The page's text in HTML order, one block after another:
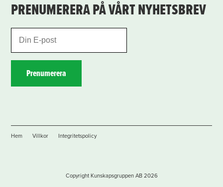
PRENUMERERA PÅ VÅRT NYHETSBREV
Prenumerera
Hem Villkor Integritetspolicy
Copyright Kunskapsgruppen AB 2026